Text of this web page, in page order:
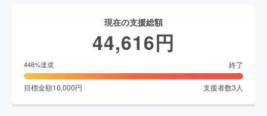
現在の支援総額
44,616円
446%達成 終了
目標金額10,000円 支援者数3 人